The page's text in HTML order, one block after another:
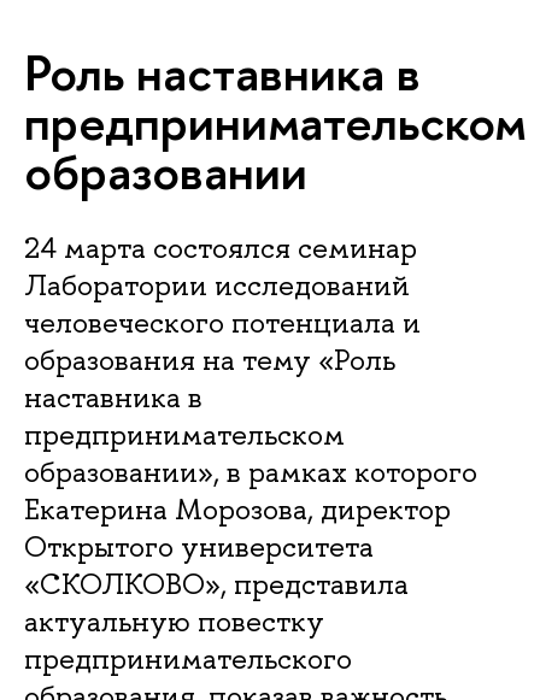
Роль наставника в
предпринимательском
образовании
24 марта состоялся семинар
Лаборатории исследований
человеческого потенциала и
образования на тему «Роль
наставника в
предпринимательском
образовании», в рамках которого
Екатерина Морозова, директор
Открытого университета
«СКОЛКОВО», представила
актуальную повестку
предпринимательского